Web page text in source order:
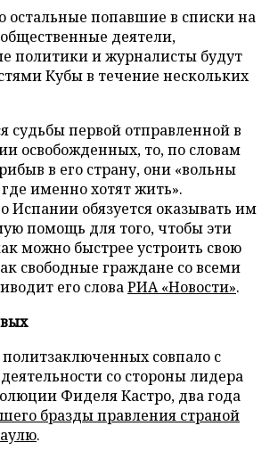
остальные попавшие в списки на
деятели,
политики и журналисты будут
Кубы в течение нескольких
судьбы первой отправленной в
освобожденных, то, по словам
в его страну, они «вольны
именно хотят жить».
Испании обязуется оказывать им
помощь для того, чтобы эти
можно быстрее устроить свою
свободные граждане со всеми
его словаРИА «Новости».
совпало с
со стороны лидера
Фиделя Кастро, два года
бразды правления страной
.